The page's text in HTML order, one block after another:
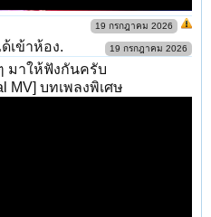
19 กรกฎาคม 2026
เข้าห้อง. 19 กรกฎาคม 2026
มาให้ฟังกันครับ
MV] บทเพลงพิเศษ